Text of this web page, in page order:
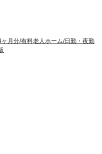
月分/有料老人ホーム/日勤・夜勤